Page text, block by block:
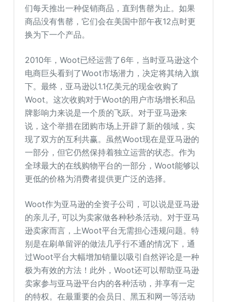
们每天推出一种促销商品，直到售罄为止。如果
商品没有售罄，它们会在美国中部午夜12点时更
换为下一个产品。
2010年，Woot已经运营了6年，当时亚马逊这个
电商巨头看到了Woot市场潜力，决定将其纳入旗
下。最终，亚马逊以1.1亿美元的现金收购了
Woot。这次收购对于Woot的用户市场增长和品
牌影响力来说是一个质的飞跃。对于亚马逊来
说，这个举措在团购市场上开辟了新的领域，实
现了双方的互利共赢。虽然Woot现在是亚马逊的
一部分，但它仍然保持着独立运营的状态。作为
全球最大的在线购物平台的一部分，Woot能够以
更低的价格为消费者提供更广泛的选择。
Woot作为亚马逊的全资子公司，可以说是亚马逊
的亲儿子, 可以为卖家做各种秒杀活动。对于亚马
逊卖家而言，上Woot平台无需担心违规问题。特
别是在刷单留评的做法几乎行不通的情况下，通
过Woot平台大幅增加销量以吸引自然评论是一种
极为有效的方法！此外，Woot还可以帮助亚马逊
卖家参与亚马逊平台内的各种活动，并享有一定
的特权。在最重要的会员日、黑五和网一等活动